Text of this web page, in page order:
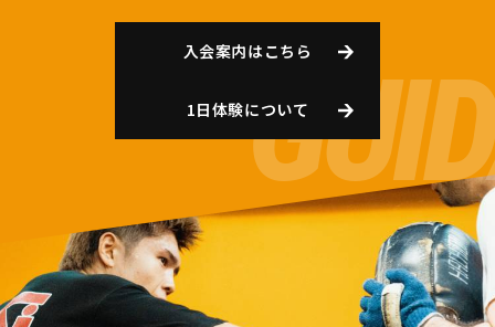
入会案内はこちら
1日体験について